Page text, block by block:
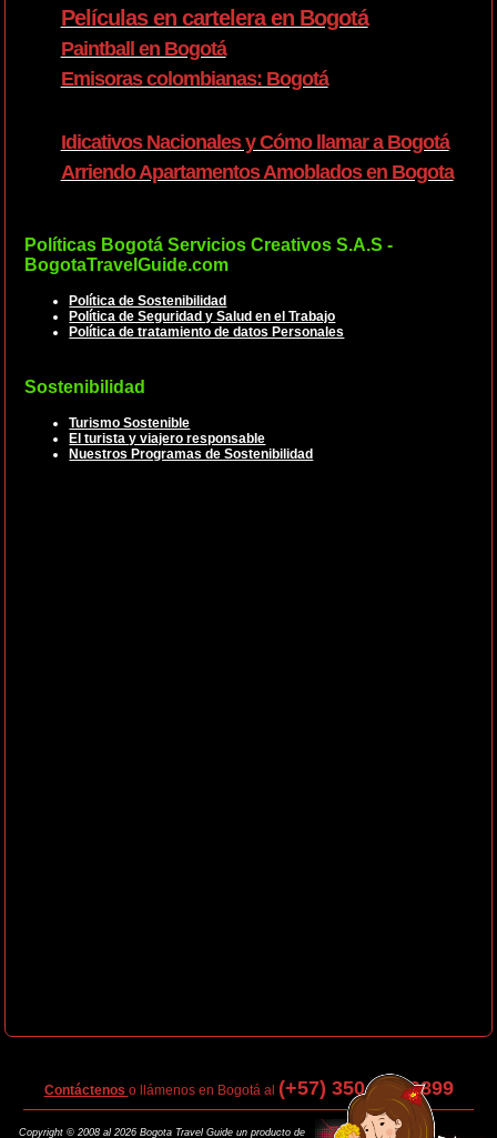
Películas en cartelera en Bogotá
Paintball en Bogotá
Emisoras colombianas: Bogotá
Idicativos Nacionales y Cómo llamar a Bogotá
Arriendo Apartamentos Amoblados en Bogota
Políticas Bogotá Servicios Creativos S.A.S -
BogotaTravelGuide.com
Política de Sostenibilidad
Política de Seguridad y Salud en el Trabajo
Política de tratamiento de datos Personales
Sostenibilidad
Turismo Sostenible
El turista y viajero responsable
Nuestros Programas de Sostenibilidad
Contáctenos o llámenos en Bogotá al (+57) 350 473 9899
Copyright © 2008 al 2026 Bogota Travel Guide un producto de